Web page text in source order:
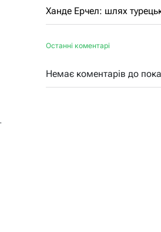
Ханде Ерчел: шлях
Останні коментарі
Немає коментарів до